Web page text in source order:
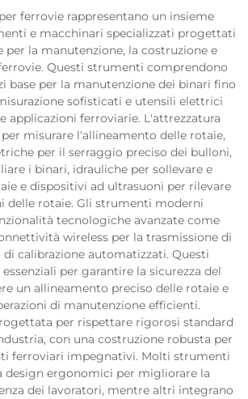
ferrovie rappresentano un insieme
e macchinari specializzati progettati
per la manutenzione, la costruzione e
Questi strumenti comprendono
base per la manutenzione dei binari fino
sofisticati e utensili elettrici
applicazioni ferroviarie. L'attrezzatura
misurare l'allineamento delle rotaie,
per il serraggio preciso dei bulloni,
i binari, idrauliche per sollevare e
e dispositivi ad ultrasuoni per rilevare
delle rotaie. Gli strumenti moderni
tecnologiche avanzate come
wireless per la trasmissione di
calibrazione automatizzati. Questi
per garantire la sicurezza del
un allineamento preciso delle rotaie e
di manutenzione efficienti.
per rispettare rigorosi standard
con una costruzione robusta per
ferroviari impegnativi. Molti strumenti
design ergonomici per migliorare la
dei lavoratori, mentre altri integrano